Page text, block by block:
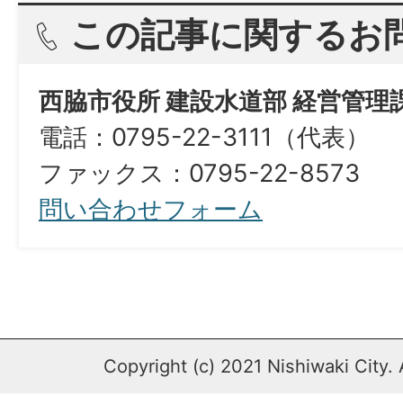
この記事に関するお
西脇市役所 建設水道部 経営管理
電話：0795-22-3111（代表）
ファックス：0795-22-8573​​​​​​​
問い合わせフォーム
Copyright (c) 2021 Nishiwaki City.